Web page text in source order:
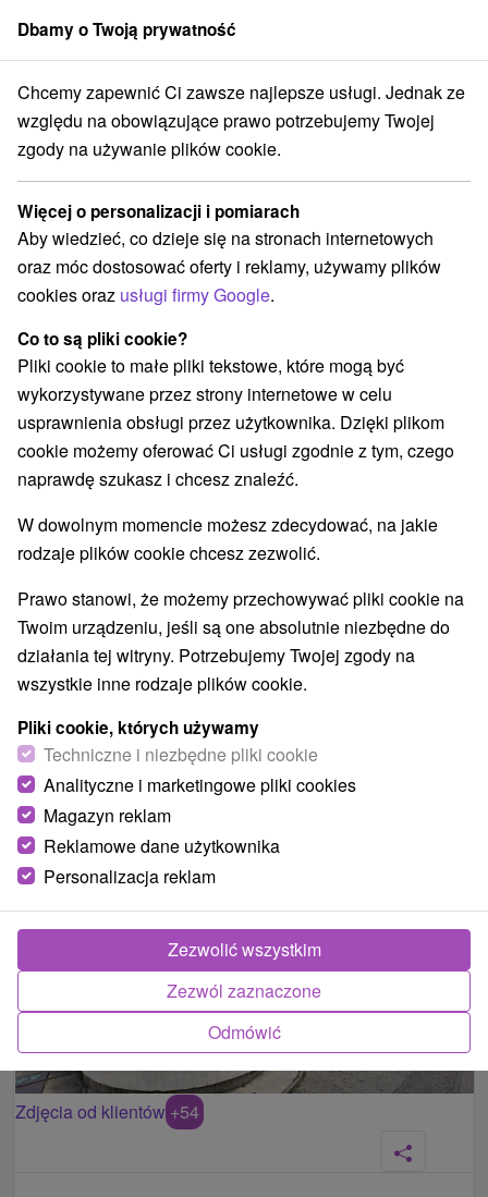
członek grupySorger
Najpopularniejszy pobyt Zdrowie: Uzdrawiająca moc Pieszczan,
Najpopularniejszy pobyt Zdrowie:
Uzdrawiająca moc Pieszczan,
bestseller wśród pobytów
Pro Patria Ensana Health Spa Hotel
Uzdrowisko Pieszczany - zniżka do 25 % na terminy do
Piešťany
Wybierz datę
Przejdź do lokalizacji
8,9 doskonały·2023 recenzji
Zdjęcia od klientów +54
Dbamy o Twoją prywatność
Chcemy zapewnić Ci zawsze najlepsze usługi. Jednak ze
względu na obowiązujące prawo potrzebujemy Twojej
zgody na używanie plików cookie.
Więcej o personalizacji i pomiarach
Aby wiedzieć, co dzieje się na stronach internetowych
oraz móc dostosować oferty i reklamy, używamy plików
cookies oraz usługi firmy Google.
Co to są pliki cookie?
Pliki cookie to małe pliki tekstowe, które mogą być
wykorzystywane przez strony internetowe w celu
usprawnienia obsługi przez użytkownika. Dzięki plikom
cookie możemy oferować Ci usługi zgodnie z tym, czego
naprawdę szukasz i chcesz znaleźć.
W dowolnym momencie możesz zdecydować, na jakie
rodzaje plików cookie chcesz zezwolić.
Prawo stanowi, że możemy przechowywać pliki cookie na
Twoim urządzeniu, jeśli są one absolutnie niezbędne do
działania tej witryny. Potrzebujemy Twojej zgody na
wszystkie inne rodzaje plików cookie.
Pliki cookie, których używamy
Techniczne i niezbędne pliki cookie
Analityczne i marketingowe pliki cookies
Magazyn reklam
Reklamowe dane użytkownika
Personalizacja reklam
Odmówić
Zezwól zaznaczone
Zezwolić wszystkim